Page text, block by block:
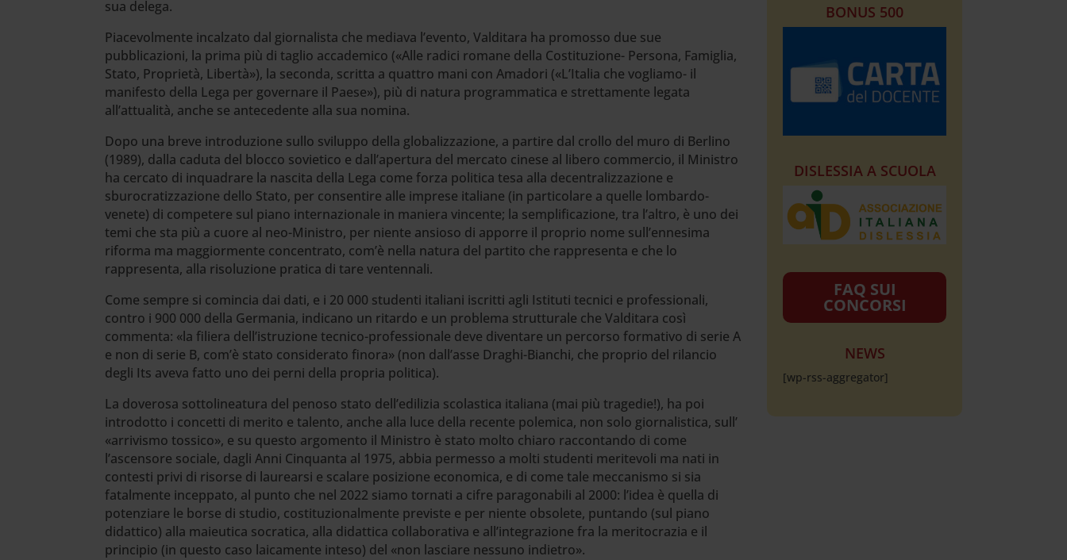
sua delega.
Piacevolmente incalzato dal giornalista che mediava l’evento, Valditara ha promosso due sue
pubblicazioni, la prima più di taglio accademico («Alle radici romane della Costituzione- Persona, Famiglia,
Stato, Proprietà, Libertà»), la seconda, scritta a quattro mani con Amadori («L’Italia che vogliamo- il
manifesto della Lega per governare il Paese»), più di natura programmatica e strettamente legata
all’attualità, anche se antecedente alla sua nomina.
Dopo una breve introduzione sullo sviluppo della globalizzazione, a partire dal crollo del muro di Berlino
(1989), dalla caduta del blocco sovietico e dall’apertura del mercato cinese al libero commercio, il Ministro
ha cercato di inquadrare la nascita della Lega come forza politica tesa alla decentralizzazione e
sburocratizzazione dello Stato, per consentire alle imprese italiane (in particolare a quelle lombardo-
venete) di competere sul piano internazionale in maniera vincente; la semplificazione, tra l’altro, è uno dei
temi che sta più a cuore al neo-Ministro, per niente ansioso di apporre il proprio nome sull’ennesima
riforma ma maggiormente concentrato, com’è nella natura del partito che rappresenta e che lo
rappresenta, alla risoluzione pratica di tare ventennali.
Come sempre si comincia dai dati, e i 20 000 studenti italiani iscritti agli Istituti tecnici e professionali,
contro i 900 000 della Germania, indicano un ritardo e un problema strutturale che Valditara così
commenta: «la filiera dell’istruzione tecnico-professionale deve diventare un percorso formativo di serie A
e non di serie B, com’è stato considerato finora» (non dall’asse Draghi-Bianchi, che proprio del rilancio
degli Its aveva fatto uno dei perni della propria politica).
La doverosa sottolineatura del penoso stato dell’edilizia scolastica italiana (mai più tragedie!), ha poi
introdotto i concetti di merito e talento, anche alla luce della recente polemica, non solo giornalistica, sull’
«arrivismo tossico», e su questo argomento il Ministro è stato molto chiaro raccontando di come
l’ascensore sociale, dagli Anni Cinquanta al 1975, abbia permesso a molti studenti meritevoli ma nati in
contesti privi di risorse di laurearsi e scalare posizione economica, e di come tale meccanismo si sia
fatalmente inceppato, al punto che nel 2022 siamo tornati a cifre paragonabili al 2000: l’idea è quella di
potenziare le borse di studio, costituzionalmente previste e per niente obsolete, puntando (sul piano
didattico) alla maieutica socratica, alla didattica collaborativa e all’integrazione fra la meritocrazia e il
principio (in questo caso laicamente inteso) del «non lasciare nessuno indietro».
BONUS 500
DISLESSIA A SCUOLA
FAQ SUI
CONCORSI
NEWS
[wp-rss-aggregator]